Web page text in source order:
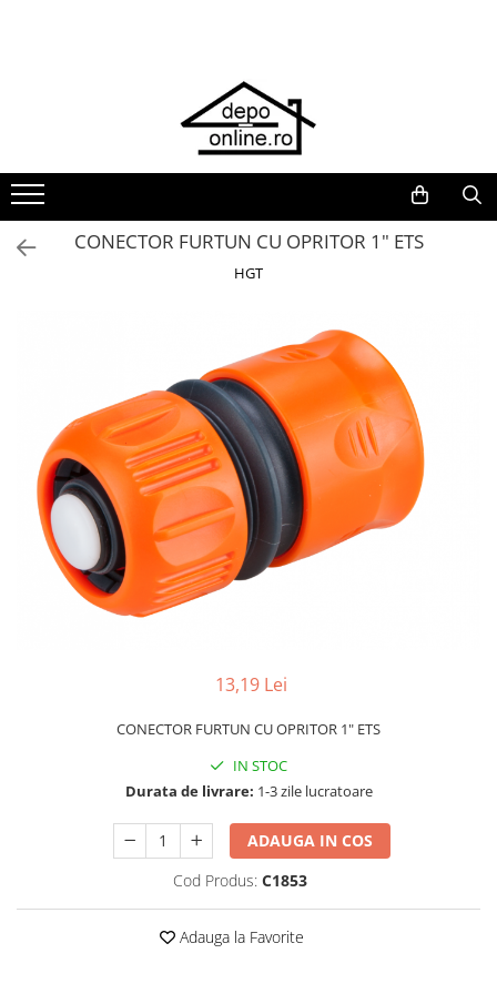
Grătare barbeque din fontă
România
Grătare tehnice din fontă România
Vase de gătit din fontă România
Cuptoare de pizza
Grătare din fontă
Grătare din inox
Grătare electrice
Grătare pe cărbuni
GRĂTARE PE GAZ
UȘI DIN FONTĂ
Vase pentru gătit din aluminiu
Vase pentru gătit din fontă
Vase pentru gătit din inox
Vase pentru gătit din oțel
REDUCERI VASE DIN FONTĂ
CUPTOARE PENTRU SOBĂ
CONECTOR FURTUN CU OPRITOR 1" ETS
HGT
13,19 Lei
CONECTOR FURTUN CU OPRITOR 1" ETS
IN STOC
Durata de livrare: 1-3 zile lucratoare
ADAUGA IN COS
Cod Produs: C1853
Adauga la Favorite